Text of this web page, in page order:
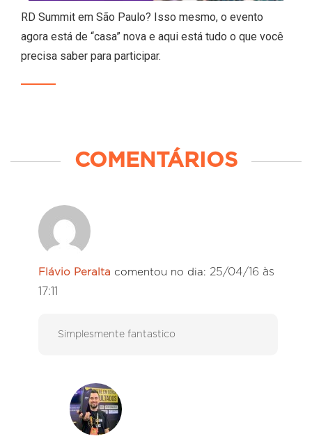
RD Summit em São Paulo? Isso mesmo, o evento
agora está de “casa” nova e aqui está tudo o que você
precisa saber para participar.
COMENTÁRIOS
Flávio Peralta comentou no dia: 25/04/16 às
17:11
Simplesmente fantastico